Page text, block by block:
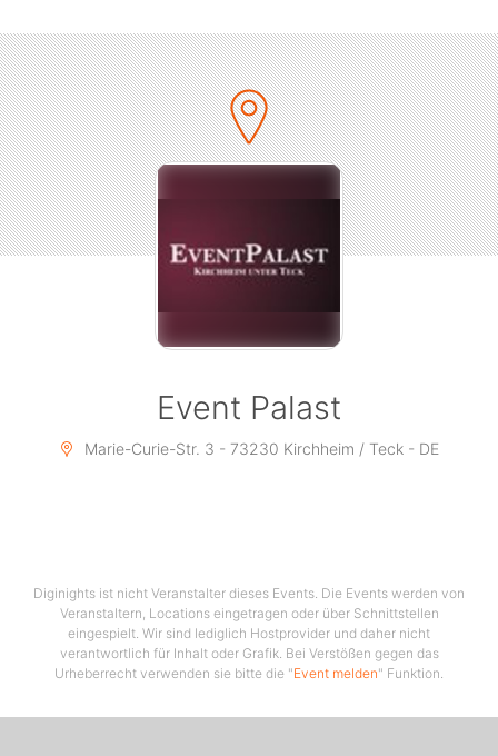
Event Palast
Marie-Curie-Str. 3 - 73230 Kirchheim / Teck - DE
Diginights ist nicht Veranstalter dieses Events. Die Events werden von
Veranstaltern, Locations eingetragen oder über Schnittstellen
eingespielt. Wir sind lediglich Hostprovider und daher nicht
verantwortlich für Inhalt oder Grafik. Bei Verstößen gegen das
Urheberrecht verwenden sie bitte die "Event melden" Funktion.